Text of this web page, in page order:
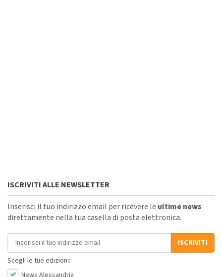
ISCRIVITI ALLE NEWSLETTER
Inserisci il tuo indirizzo email per ricevere le ultime news
direttamente nella tua casella di posta elettronica.
Indirizzo email
ISCRIVITI
Scegli le tue edizioni:
News Alessandria